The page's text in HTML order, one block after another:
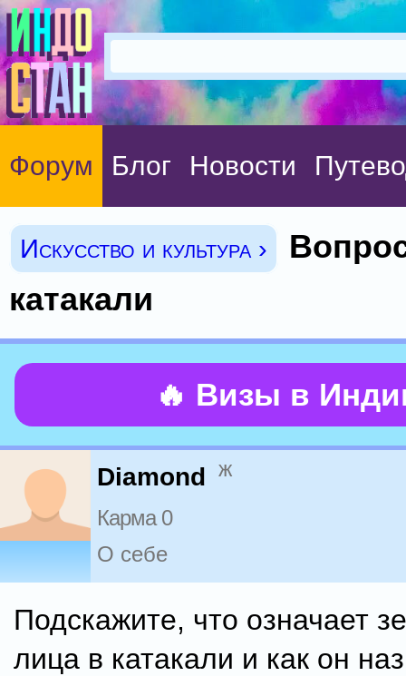
Форум Блог Новости
Искусство и культура ›
катакали
🔥 Визы в
Diamond ж
Карма 0
О себе
Подскажите, что означает
лица в катакали и как он